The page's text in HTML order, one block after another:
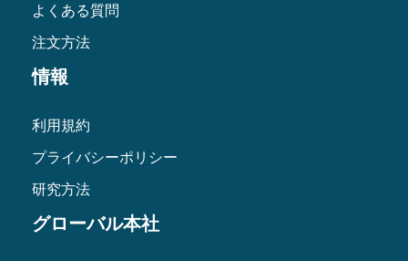
よくある質問
注文方法
情報
利用規約
プライバシーポリシー
研究方法
グローバル本社